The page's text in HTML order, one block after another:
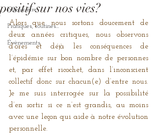
Mieux-être
Pratiques, routines...
Évènements
positif sur nos vies?
Alors que nous sortons doucement de
deux années critiques, nous observons
d’ores et déjà les conséquences de
l’épidémie sur bon nombre de personnes
et, par effet ricochet, dans l’inconscient
collectif donc sur chacun(e) d’entre nous.
Je me suis interrogée sur la possibilité
d’en sortir si ce n’est grandis, au moins
avec une leçon qui aide à notre évolution
personnelle.